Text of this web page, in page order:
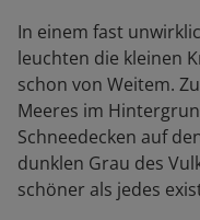
In einem fast
leuchten die kleinen
schon von Weitem.
Meeres im
Schneedecken auf
dunklen Grau des
schöner als jedes